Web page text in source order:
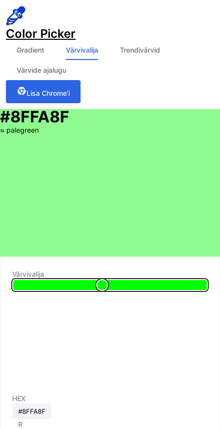
Color Picker
Gradient Värvivalija Trendivärvid
Värvide ajalugu
Lisa Chrome’i
#8FFA8F
≈ palegreen
Värvivalija
HEX
R